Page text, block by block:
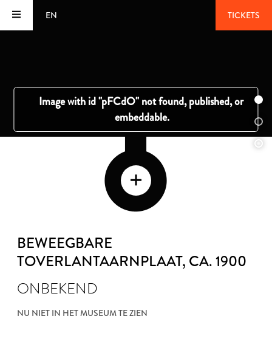
EN TICKETS
BEWEEGBARE
TOVERLANTAARNPLAAT, CA. 1900
ONBEKEND
NU NIET IN HET MUSEUM TE ZIEN